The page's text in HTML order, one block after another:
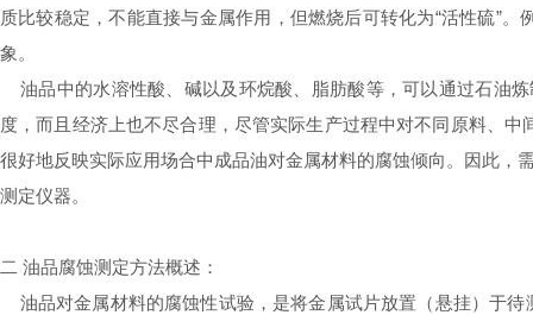
质比较稳定，不能直接与金属作用，但燃烧后可转化为“活性硫”
象。
油品中的水溶性酸、碱以及环烷酸、脂肪酸等，可以通过石油
度，而且经济上也不尽合理，尽管实际生产过程中对不同原料、
很好地反映实际应用场合中成品油对金属材料的腐蚀倾向。因此
测定仪器。
二 油品腐蚀测定方法概述：
油品对金属材料的腐蚀性试验，是将金属试片放置（悬挂）于